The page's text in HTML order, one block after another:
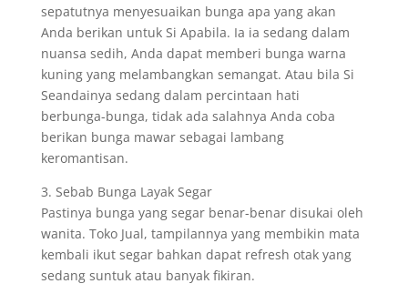
sepatutnya menyesuaikan bunga apa yang akan
Anda berikan untuk Si Apabila. Ia ia sedang dalam
nuansa sedih, Anda dapat memberi bunga warna
kuning yang melambangkan semangat. Atau bila Si
Seandainya sedang dalam percintaan hati
berbunga-bunga, tidak ada salahnya Anda coba
berikan bunga mawar sebagai lambang
keromantisan.
3. Sebab Bunga Layak Segar
Pastinya bunga yang segar benar-benar disukai oleh
wanita. Toko Jual, tampilannya yang membikin mata
kembali ikut segar bahkan dapat refresh otak yang
sedang suntuk atau banyak fikiran.